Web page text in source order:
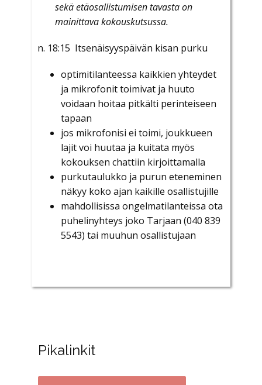
sekä etäosallistumisen tavasta on
mainittava kokouskutsussa.
n. 18:15 Itsenäisyyspäivän kisan purku
optimitilanteessa kaikkien yhteydet
ja mikrofonit toimivat ja huuto
voidaan hoitaa pitkälti perinteiseen
tapaan
jos mikrofonisi ei toimi, joukkueen
lajit voi huutaa ja kuitata myös
kokouksen chattiin kirjoittamalla
purkutaulukko ja purun eteneminen
näkyy koko ajan kaikille osallistujille
mahdollisissa ongelmatilanteissa ota
puhelinyhteys joko Tarjaan (040 839
5543) tai muuhun osallistujaan
Pikalinkit